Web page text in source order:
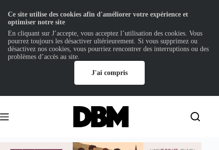
contenu
Ce site utilise des cookies afin d'améliorer votre expérience et
optimiser notre site
En cliquant sur J’accepte, vous acceptez l’utilisation des cookies. Vous
pourrez toujours les désactiver ultérieurement. Si vous supprimez ou
désactivez nos cookies, vous pourriez rencontrer des interruptions ou des
problèmes d’accès au site.
J'ai compris